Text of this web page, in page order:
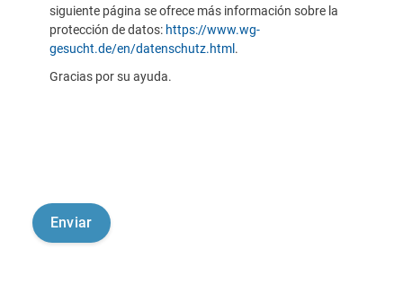
siguiente página se ofrece más información sobre la
protección de datos: https://www.wg-
gesucht.de/en/datenschutz.html .
Gracias por su ayuda.